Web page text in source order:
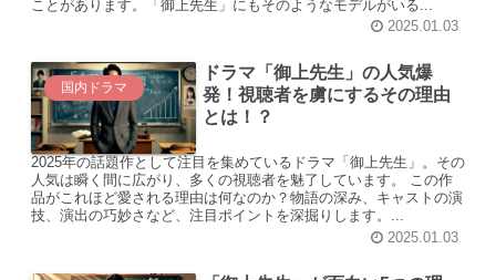
ことがあります。「御上先生」にもそのようなモデルがいる...
2025.01.03
国内ドラマ
ドラマ「御上先生」の人気爆
発！視聴者を虜にするその理由
とは！？
2025年の話題作として注目を集めているドラマ「御上先生」。その
人気は瞬く間に広がり、多くの視聴者を魅了しています。 この作
品がこれほど愛される理由は何なのか？物語の深み、キャストの演
技、演出の巧妙さなど、注目ポイントを深掘りします。...
2025.01.03